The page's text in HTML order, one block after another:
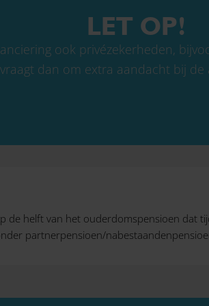
LET OP!
ook privézekerheden,
dan om extra aandacht bij de
de helft van het ouderdomspensioen dat
partnerpensioen/